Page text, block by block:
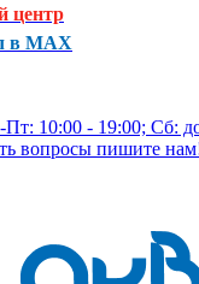
центр
в MAX
10:00 - 19:00; Сб:
вопросы пишите